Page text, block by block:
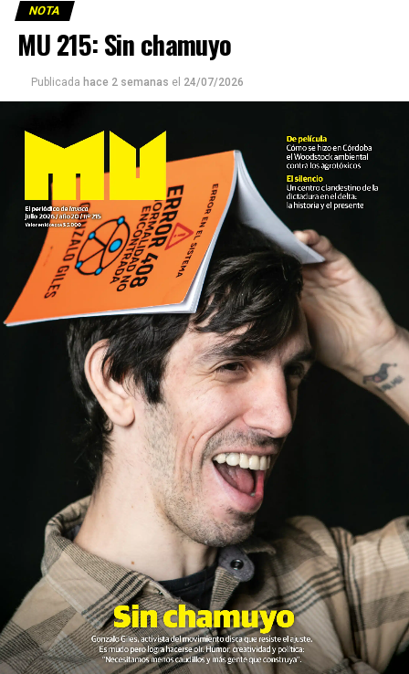
NOTA
MU 215: Sin chamuyo
Publicada hace 2 semanas el 24/07/2026